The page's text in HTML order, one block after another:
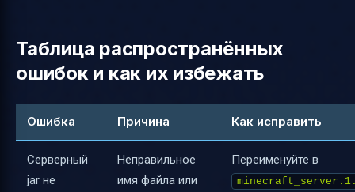
Таблица распространённых
ошибок и как их избежать
Ошибка Причина Как исправить
Серверный
jar не
Неправильное
имя файла или
Переименуйте в